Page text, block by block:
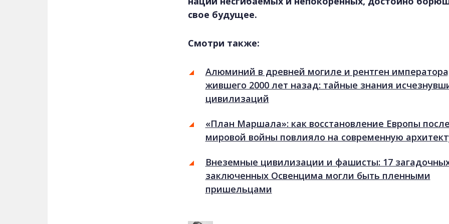
свое будущее.
Смотри также:
Алюминий в древней могиле и рентген
жившего 2000 лет назад: тайные знания
цивилизаций
«План Маршала»: как восстановление Европы
мировой войны повлияло на современную
Внеземные цивилизации и фашисты: 17
заключенных Освенцима могли быть пленными
пришельцами